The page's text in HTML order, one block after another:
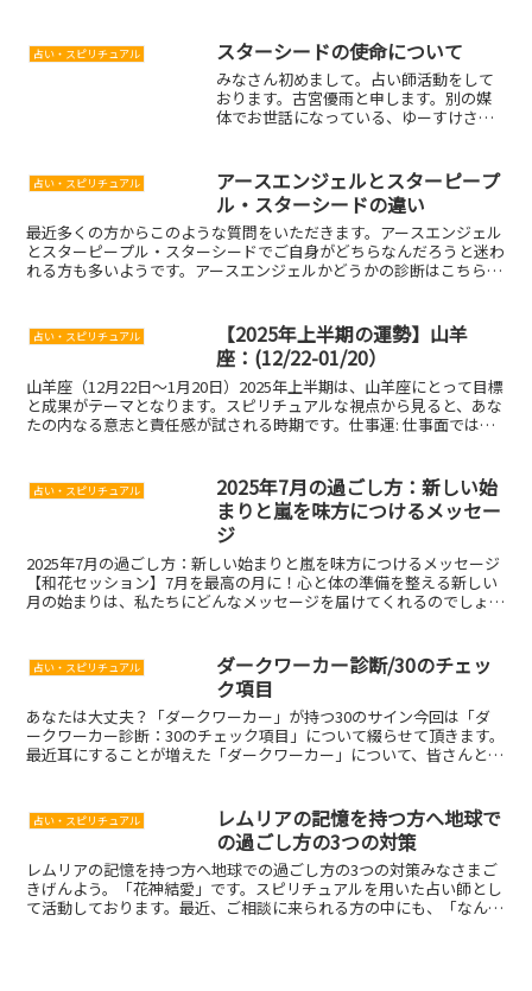
占い・スピリチュアル スターシードの使命について
みなさん初めまして。占い師活動をして
おります。古宮優雨と申します。別の媒
体でお世話になっている、ゆーすけさん
ただければ幸いです。自己紹介鑑定歴は
約10年。自身もゲイのた...
占い・スピリチュアル
アースエンジェルとスターピープ
ル・スターシードの違い
最近多くの方からこのような質問をいただきます。アースエンジェル
とスターピープル・スターシードでご自身がどちらなんだろうと迷わ
れる方も多いようです。アースエンジェルかどうかの診断はこちらに
占い・スピリチュアル
【2025年上半期の運勢】山羊
座：(12/22-01/20）
山羊座（12月22日〜1月20日）2025年上半期は、山羊座にとって目標
と成果がテーマとなります。スピリチュアルな視点から見ると、あな
たの内なる意志と責任感が試される時期です。仕事運: 仕事面では、
占い・スピリチュアル
2025年7月の過ごし方：新しい始
まりと嵐を味方につけるメッセー
ジ
2025年7月の過ごし方：新しい始まりと嵐を味方につけるメッセージ
【和花セッション】7月を最高の月に！心と体の準備を整える新しい
月の始まりは、私たちにどんなメッセージを届けてくれるのでしょう
占い・スピリチュアル
ダークワーカー診断/30のチェッ
ク項目
あなたは大丈夫？「ダークワーカー」が持つ30のサイン今回は「ダ
ークワーカー診断：30のチェック項目」について綴らせて頂きます。
最近耳にすることが増えた「ダークワーカー」について、皆さんと一
占い・スピリチュアル
レムリアの記憶を持つ方へ地球で
の過ごし方の3つの対策
レムリアの記憶を持つ方へ地球での過ごし方の3つの対策みなさまご
きげんよう。「花神結愛」です。スピリチュアルを用いた占い師とし
て活動しております。最近、ご相談に来られる方の中にも、「なんだ